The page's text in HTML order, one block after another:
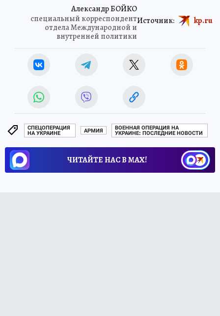
Александр БОЙКО
специальный корреспондент
отдела Международной и
внутренней политики
Источник: kp.ru
СПЕЦОПЕРАЦИЯ
НА УКРАИНЕ
АРМИЯ
ВОЕННАЯ ОПЕРАЦИЯ НА
УКРАИНЕ: ПОСЛЕДНИЕ НОВОСТИ
ЧИТАЙТЕ НАС В МАХ!